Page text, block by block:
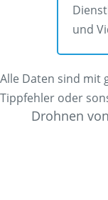
und
Alle Daten sind mit
Tippfehler oder
Drohnen